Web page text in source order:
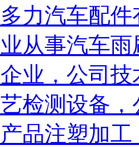
力汽车配
从事汽车
业，公司
检测设备
品注塑加工